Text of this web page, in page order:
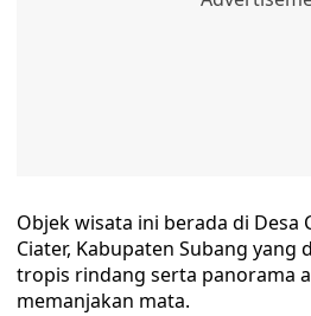
Objek wisata ini berada di Desa
Ciater, Kabupaten Subang yang
tropis rindang serta panorama
memanjakan mata.